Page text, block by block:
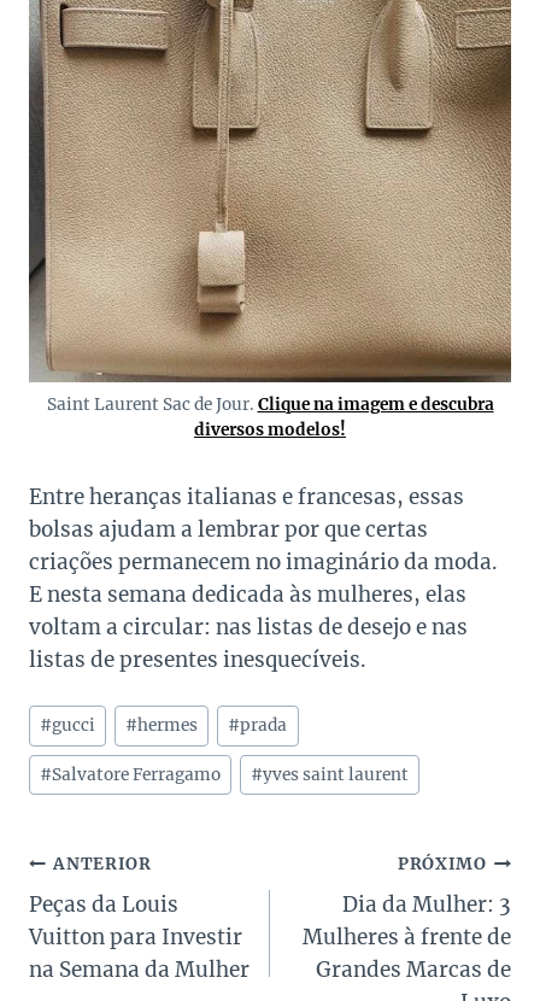
Saint Laurent Sac de Jour. Clique na imagem e descubra
diversos modelos!
Entre heranças italianas e francesas, essas
bolsas ajudam a lembrar por que certas
criações permanecem no imaginário da moda.
E nesta semana dedicada às mulheres, elas
voltam a circular: nas listas de desejo e nas
listas de presentes inesquecíveis.
Tags
do
Post:
#gucci #hermes #prada
#Salvatore Ferragamo #yves saint laurent
Navegação
de
Post
ANTERIOR
Peças da Louis
Vuitton para Investir
na Semana da Mulher
PRÓXIMO
Dia da Mulher: 3
Mulheres à frente de
Grandes Marcas de